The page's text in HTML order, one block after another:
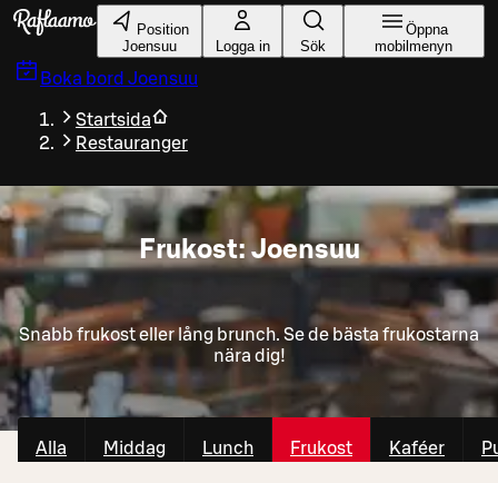
Gå till huvudinnehållet
Position
Joensuu
Logga in Sök
Öppna
mobilmenyn
Boka bord Joensuu
Startsida
Restauranger
Frukost: Joensuu
Snabb frukost eller lång brunch. Se de bästa frukostarna
nära dig!
Alla Middag Lunch Frukost Kaféer